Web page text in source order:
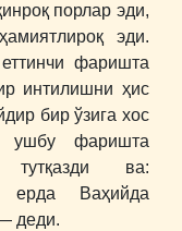
порлар эди,
эди.
фаришта
интилишни ҳис
бир ўзига хос
ушбу фаришта
тутқазди ва:
ерда Ваҳийда
деди.